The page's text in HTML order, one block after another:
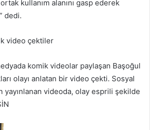
kullanım alanını gasp ederek
dedi.
video çektiler
komik videolar paylaşan Başoğul
olayı anlatan bir video çekti. Sosyal
yayınlanan videoda, olay esprili şekilde